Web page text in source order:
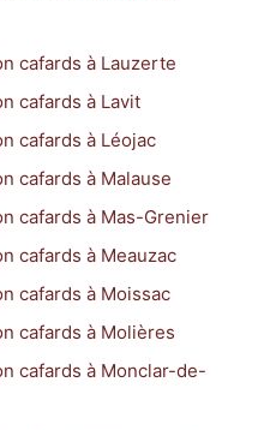
cafards à Lauzerte
cafards à Lavit
cafards à Léojac
cafards à Malause
cafards à Mas-Grenier
cafards à Meauzac
cafards à Moissac
cafards à Molières
cafards à Monclar-de-